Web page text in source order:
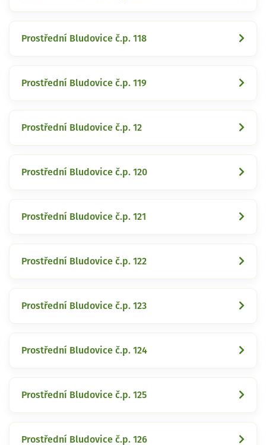
Prostřední Bludovice č.p. 118
Prostřední Bludovice č.p. 119
Prostřední Bludovice č.p. 12
Prostřední Bludovice č.p. 120
Prostřední Bludovice č.p. 121
Prostřední Bludovice č.p. 122
Prostřední Bludovice č.p. 123
Prostřední Bludovice č.p. 124
Prostřední Bludovice č.p. 125
Prostřední Bludovice č.p. 126